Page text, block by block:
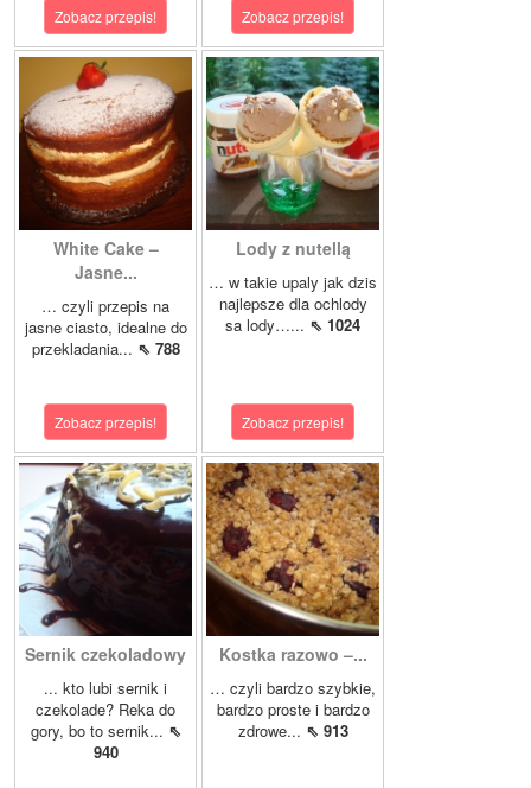
Zobacz przepis! Zobacz przepis!
White Cake –
Jasne...
… czyli przepis na
jasne ciasto, idealne do
przekladania... ⇖ 788
Zobacz przepis!
Lody z nutellą
… w takie upaly jak dzis
najlepsze dla ochlody
sa lody…... ⇖ 1024
Zobacz przepis!
Sernik czekoladowy
... kto lubi sernik i
czekolade? Reka do
gory, bo to sernik... ⇖
940
Kostka razowo –...
… czyli bardzo szybkie,
bardzo proste i bardzo
zdrowe... ⇖ 913